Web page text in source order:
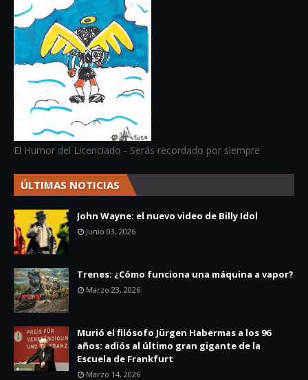
El Humor del Licenciado - Serás recordado por siempre
ÚLTIMAS NOTICIAS
John Wayne: el nuevo video de Billy Idol
Junio 03, 2026
Trenes: ¿Cómo funciona una máquina a vapor?
Marzo 23, 2026
Murió el filósofo Jürgen Habermas a los 96
años: adiós al último gran gigante de la
Escuela de Frankfurt
Marzo 14, 2026